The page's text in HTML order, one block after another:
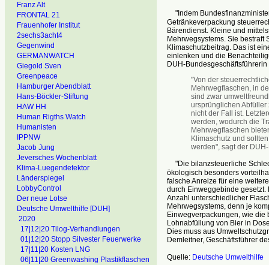
Franz Alt
FRONTAL 21
Frauenhofer Institut
2sechs3acht4
Gegenwind
GERMANWATCH
Giegold Sven
Greenpeace
Hamburger Abendblatt
Hans-Böckler-Stiftung
HAW HH
Human Rigths Watch
Humanisten
IPPNW
Jacob Jung
Jeversches Wochenblatt
Klima-Luegendetektor
Länderspiegel
LobbyControl
Der neue Lotse
Deutsche Umwelthilfe [DUH]
2020
17|12|20 Tilog-Verhandlungen
01|12|20 Stopp Silvester Feuerwerke
17|11|20 Kosten LNG
06|11|20 Greenwashing Plastikflaschen
"Indem
Getränkeverpackung
Bärendienst. Kleine und
Mehrwegsystems. Sie
Klimaschutzbeitrag. Das ist
einlenken und die
DUH-Bundesgeschäftsführerin
"Von der
Mehrwegflaschen, in
sind zwar
ursprünglichen
nicht der Fall ist.
werden, wodurch die
Mehrwegflaschen
Klimaschutz und
werden", sagt der
"Die bilanzsteuerliche
ökologisch besonders
falsche Anreize für eine
durch Einweggebinde
Anzahl unterschiedlicher
Mehrwegsystems, denn je
Einwegverpackungen, wie die
Lohnabfüllung von Bier in
Dies muss aus
Demleitner, Geschäftsführer
Quelle: Deutsche Umwelthilfe